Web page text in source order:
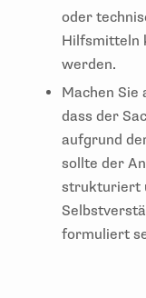
oder
Hilfsmitteln
werden.
Machen Sie
dass der
aufgrund
sollte der
strukturiert
formuliert